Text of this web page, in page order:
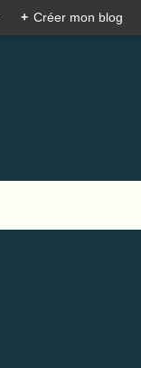
+ Créer mon blog